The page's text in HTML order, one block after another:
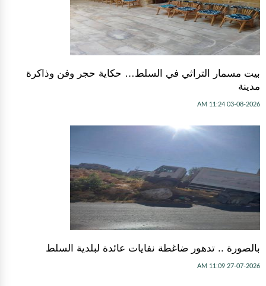
بيت مسمار التراثي في السلط… حكاية حجر وفن وذاكرة
مدينة
03-08-2026 11:24 AM
بالصورة .. تدهور ضاغطة نفايات عائدة لبلدية السلط
27-07-2026 11:09 AM